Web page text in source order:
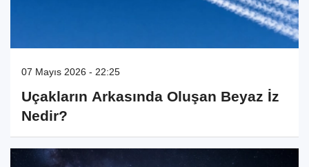
07 Mayıs 2026 - 22:25
Uçakların Arkasında Oluşan Beyaz İz
Nedir?